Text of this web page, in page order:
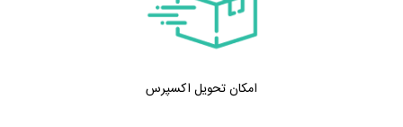
امکان تحویل اکسپرس